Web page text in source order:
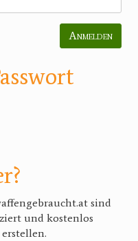
Anmelden
sind
und kostenlos